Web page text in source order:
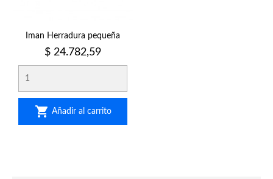
Iman Herradura pequeña
Precio
$ 24.782,59
 Añadir al carrito